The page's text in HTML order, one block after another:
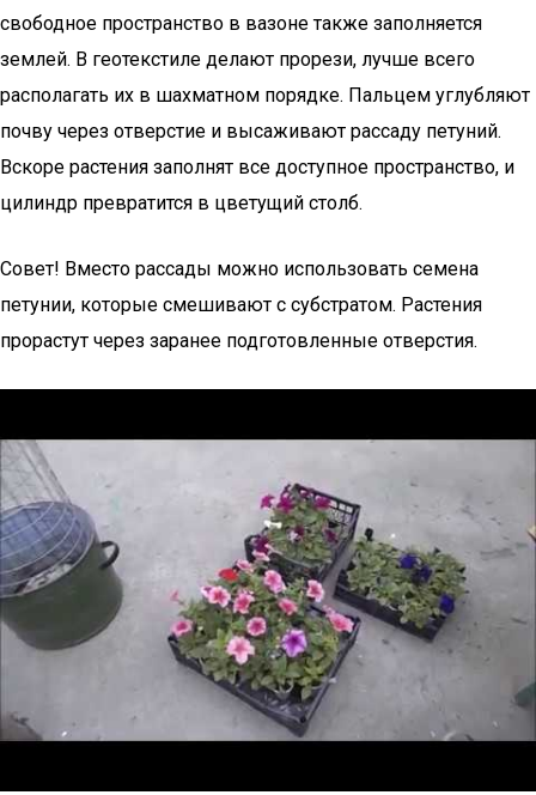
свободное пространство в вазоне также заполняется
землей. В геотекстиле делают прорези, лучше всего
располагать их в шахматном порядке. Пальцем углубляют
почву через отверстие и высаживают рассаду петуний.
Вскоре растения заполнят все доступное пространство, и
цилиндр превратится в цветущий столб.
Совет! Вместо рассады можно использовать семена
петунии, которые смешивают с субстратом. Растения
прорастут через заранее подготовленные отверстия.